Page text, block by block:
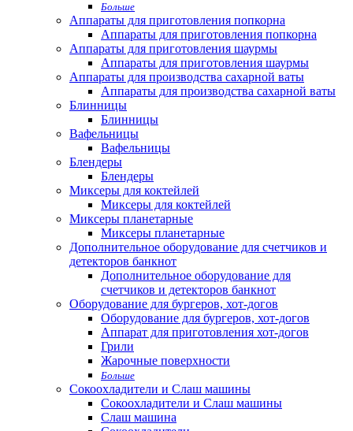
Больше
Аппараты для приготовления попкорна
Аппараты для приготовления попкорна
Аппараты для приготовления шаурмы
Аппараты для приготовления шаурмы
Аппараты для производства сахарной ваты
Аппараты для производства сахарной ваты
Блинницы
Блинницы
Вафельницы
Вафельницы
Блендеры
Блендеры
Миксеры для коктейлей
Миксеры для коктейлей
Миксеры планетарные
Миксеры планетарные
Дополнительное оборудование для счетчиков и
детекторов банкнот
Дополнительное оборудование для
счетчиков и детекторов банкнот
Оборудование для бургеров, хот-догов
Оборудование для бургеров, хот-догов
Аппарат для приготовления хот-догов
Грили
Жарочные поверхности
Больше
Сокоохладители и Слаш машины
Сокоохладители и Слаш машины
Слаш машина